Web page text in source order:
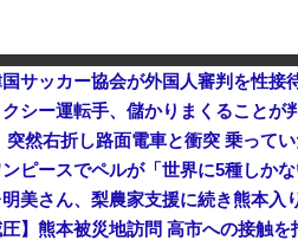
クシー運転手、儲かりまくることが
突然右折し路面電車と衝突 乗って
ンピースでペルが「世界に5種しか
美さん、梨農家支援に続き熊本入
圧】熊本被災地訪問 高市への接触